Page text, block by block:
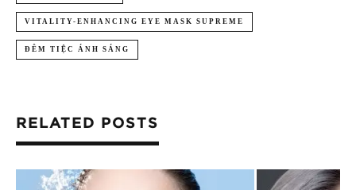
VITALITY-ENHANCING EYE MASK SUPREME
ĐÊM TIỆC ÁNH SÁNG
RELATED POSTS